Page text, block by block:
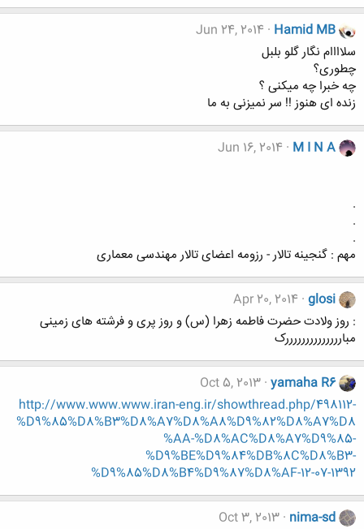
Hamid MB
Jun 24, 2014
سلاااام نگار گلو بلبل
چطوری؟
چه خبرا چه میکنی ؟
زنده ای هنوز !! سر نمیزنی به ما
M I N A
Jun 16, 2014
.
.
.
مهم : گنجینه تالار - رزومه اعضای تالار مهندسی معماری
glosi
Apr 20, 2014
: روز ولادت حضرت فاطمه زهرا (س) و روز پری و فرشته های زمینی
مباررررررررررررررک
yamaha R6
Oct 5, 2013
http://www.www.www.iran-eng.ir/showthread.php/498112-
%D9%85%D8%B3%D8%A7%D8%A8%D9%82%D8%A7%D8
%AA-%D8%AC%D8%A7%D9%85-
%D9%BE%D9%84%DB%8C%D8%B3-
%D9%85%D8%B4%D9%87%D8%AF-12-07-1392
nima-sd
Oct 3, 2013